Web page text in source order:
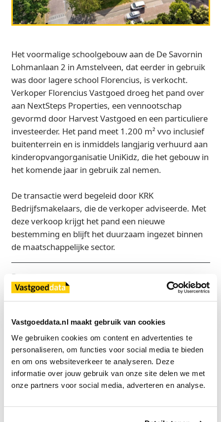
Vastgoeddata.nl maakt gebruik van cookies
We gebruiken cookies om content en advertenties te
personaliseren, om functies voor social media te bieden
en om ons websiteverkeer te analyseren. Deze
informatie over jouw gebruik van onze site delen we met
onze partners voor social media, adverteren en analyse.
Het voormalige schoolgebouw aan de De Savornin
Lohmanlaan 2 in Amstelveen, dat eerder in gebruik
was door lagere school Florencius, is verkocht.
Verkoper Florencius Vastgoed droeg het pand over
aan NextSteps Properties, een vennootschap
gevormd door Harvest Vastgoed en een particuliere
investeerder. Het pand meet 1.200 m² vvo inclusief
buitenterrein en is inmiddels langjarig verhuurd aan
kinderopvangorganisatie UniKidz, die het gebouw in
het komende jaar in gebruik zal nemen.
De transactie werd begeleid door KRK
Bedrijfsmakelaars, die de verkoper adviseerde. Met
deze verkoop krijgt het pand een nieuwe
bestemming en blijft het duurzaam ingezet binnen
de maatschappelijke sector.
Bron
KRK Makelaars, partner in Dynamis
Exclusief voor licentiehouders
Zie direct welke partijen en panden betrokken zijn bij dit nieuws.
Deze informatie is alleen beschikbaar voor licentiehouders van
Vastgoeddata.
Vraag een demo aan